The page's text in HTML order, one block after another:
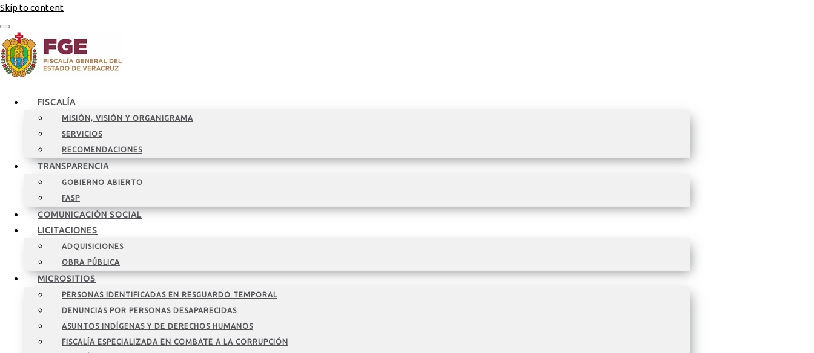
Skip to content
FISCALÍA
MISIÓN, VISIÓN Y ORGANIGRAMA
SERVICIOS
RECOMENDACIONES
TRANSPARENCIA
GOBIERNO ABIERTO
FASP
COMUNICACIÓN SOCIAL
LICITACIONES
ADQUISICIONES
OBRA PÚBLICA
MICROSITIOS
PERSONAS IDENTIFICADAS EN RESGUARDO TEMPORAL
DENUNCIAS POR PERSONAS DESAPARECIDAS
ASUNTOS INDÍGENAS Y DE DERECHOS HUMANOS
FISCALÍA ESPECIALIZADA EN COMBATE A LA CORRUPCIÓN